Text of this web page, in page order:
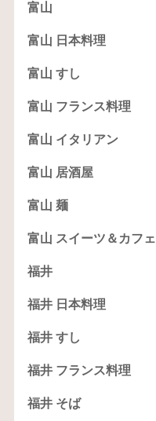
富山
富山 日本料理
富山 すし
富山 フランス料理
富山 イタリアン
富山 居酒屋
富山 麺
富山 スイーツ＆カフェ
福井
福井 日本料理
福井 すし
福井 フランス料理
福井 そば